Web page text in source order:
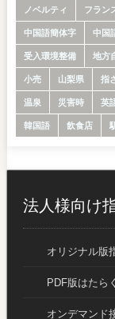
ノベルティ
フラン
中国語簡体字
中国
受入環境整備
地方
小売
山梨県 指
温泉
災害時 英
韓国語
飲食店
法人様向け
オリジナル版
PDF版はたら
オンデマンド